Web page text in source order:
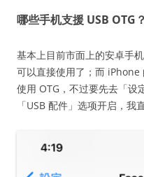
哪些手机支援 USB OTG？
基本上目前市面上的安卓手
可以直接使用了；而 iPhone
使用 OTG，不过要先去「设
「USB 配件」选项开启，